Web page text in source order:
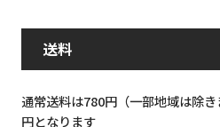
送料
通常送料は780円（一部地域は除
円となります